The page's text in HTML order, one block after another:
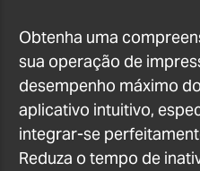
Obtenha uma
sua operação de
desempenho máximo
aplicativo intuitivo,
integrar-se
Reduza o tempo de